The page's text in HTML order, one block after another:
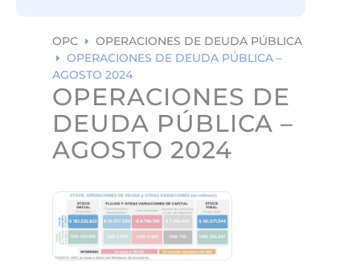
OPC E OPERACIONES DE DEUDA PÚBLICA
E
OPERACIONES DE DEUDA PÚBLICA –
AGOSTO 2024
OPERACIONES DE
DEUDA PÚBLICA –
AGOSTO 2024